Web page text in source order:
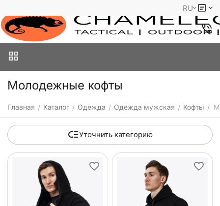
RU
Молодежные кофты
Главная / Каталог / Одежда / Одежда мужская / Кофты /
Уточнить категорию